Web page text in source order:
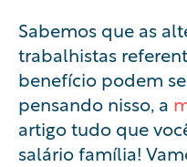
Sabemos que as
trabalhistas
benefício podem
pensando nisso, a
artigo tudo que
salário família!